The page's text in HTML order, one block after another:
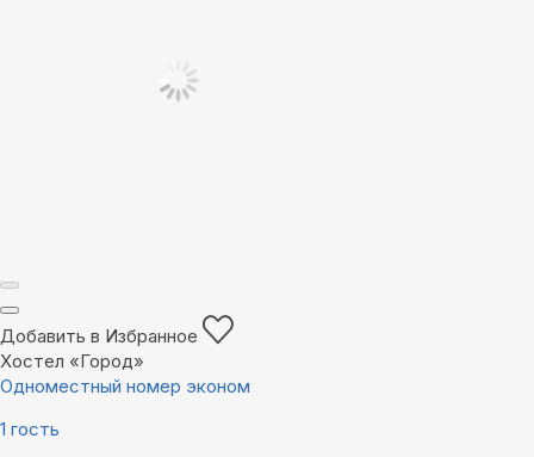
Добавить в Избранное
Хостел «Город»
Одноместный номер эконом
1 гость